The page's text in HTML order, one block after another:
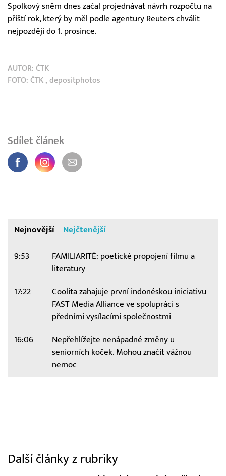
Spolkový sněm dnes začal projednávat návrh rozpočtu na
příští rok, který by měl podle agentury Reuters chválit
nejpozději do 1. prosince.
AUTOR: ČTK
FOTO: ČTK , depositphotos
Sdílet článek
Nejnovější Nejčtenější
9:53
FAMILIARITÉ: poetické propojení filmu a
literatury
17:22
Coolita zahajuje první indonéskou iniciativu
FAST Media Alliance ve spolupráci s
předními vysílacími společnostmi
16:06
Nepřehlížejte nenápadné změny u
seniorních koček. Mohou značit vážnou
nemoc
Další články z rubriky